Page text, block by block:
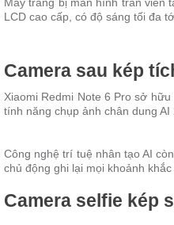
Máy trang bị màn hình tràn viền
LCD cao cấp, có độ sáng tối đa
Camera sau kép
Xiaomi Redmi Note 6 Pro sở
tính năng chụp ảnh chân dung
Công nghệ trí tuệ nhân tạo AI
chủ động ghi lại mọi khoảnh
Camera selfie kép